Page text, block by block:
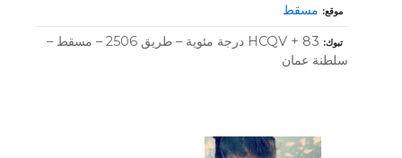
موقع مسقط
تبوك
HCQV + 83 درجة مئوية – طريق 2506 – مسقط –
سلطنة عمان